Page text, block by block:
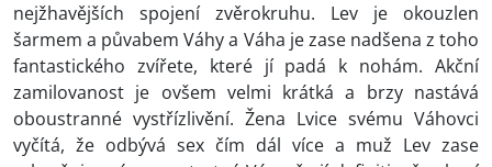
nejžhavějších spojení zvěrokruhu. Lev je okouzlen
šarmem a půvabem Váhy a Váha je zase nadšena z toho
fantastického zvířete, které jí padá k nohám. Akční
zamilovanost je ovšem velmi krátká a brzy nastává
oboustranné vystřízlivění. Žena Lvice svému Váhovci
vyčítá, že odbývá sex čím dál více a muž Lev zase